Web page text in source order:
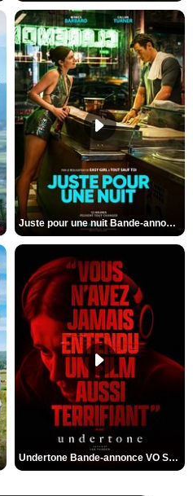
Juste pour une nuit Bande-annonce VO STFR
Undertone Bande-annonce VO STFR